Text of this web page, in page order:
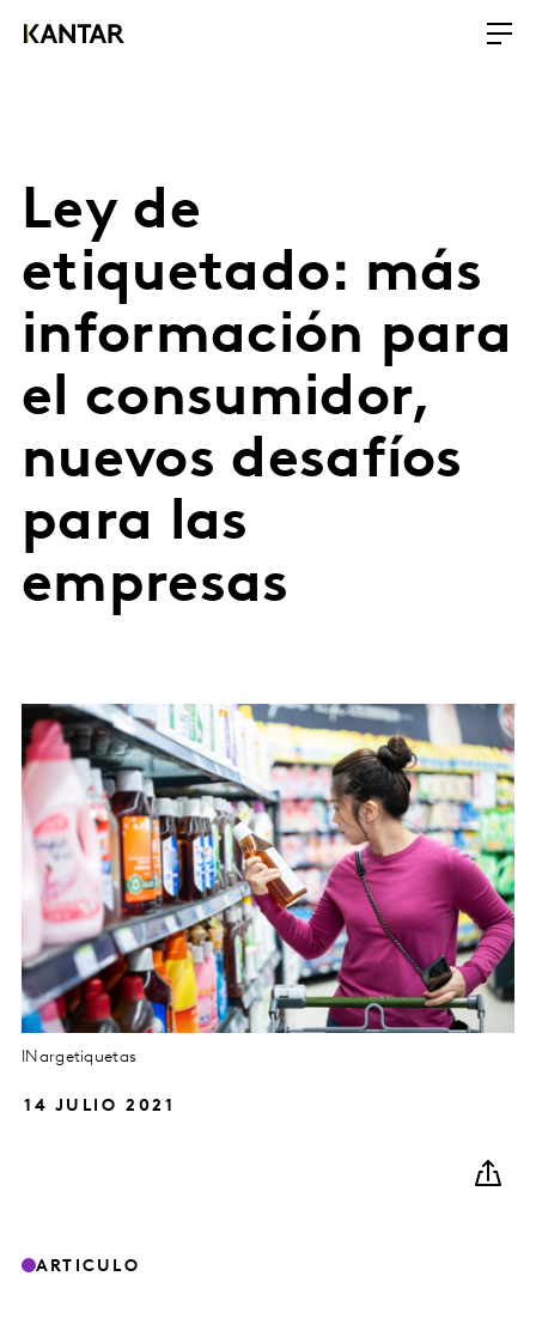
Ley de
etiquetado: más
información para
el consumidor,
nuevos desafíos
para las
empresas
INargetiquetas
14 JULIO 2021
ARTICULO